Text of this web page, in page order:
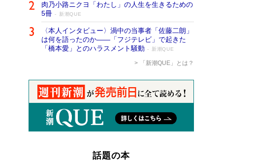
肉乃小路ニクヨ「わたし」の人生を生きるための
5冊
新潮QUE
〈本人インタビュー〉渦中の当事者「佐藤二朗」
は何を語ったのか――「フジテレビ」で起きた
「橋本愛」とのハラスメント騒動
新潮QUE
「新潮QUE」とは？
話題の本